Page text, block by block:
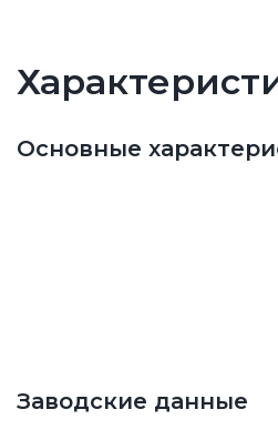
Основные
Заводские данные